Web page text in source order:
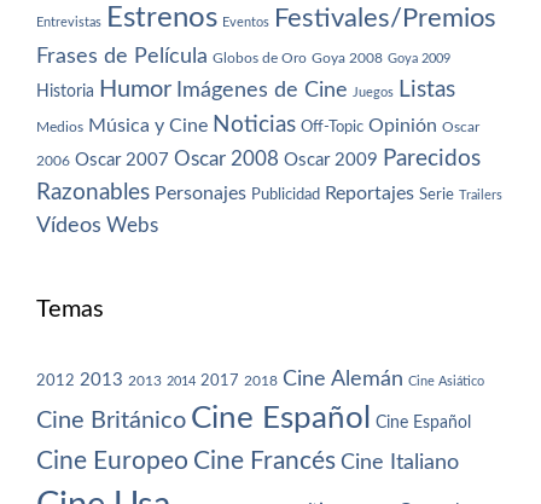
Entrevistas Estrenos Eventos Festivales/Premios
Frases de Película Globos de Oro Goya 2008 Goya 2009
Historia Humor Imágenes de Cine Juegos Listas
Medios Música y Cine Noticias Off-Topic Opinión Oscar
2006 Oscar 2007 Oscar 2008 Oscar 2009 Parecidos
Razonables Personajes Publicidad Reportajes Serie Trailers
Vídeos Webs
Temas
2012 2013 2013 2014 2017 2018 Cine Alemán Cine Asiático
Cine Británico Cine Español Cine Español
Cine Europeo Cine Francés Cine Italiano